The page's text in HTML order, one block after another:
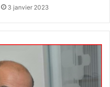
3 janvier 2023